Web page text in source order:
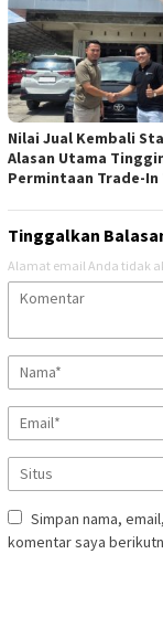
Nilai Jual Kembali
Alasan Utama
Permintaan Trade-
Tinggalkan
Alamat email Anda tidak
Simpan nama,
komentar saya